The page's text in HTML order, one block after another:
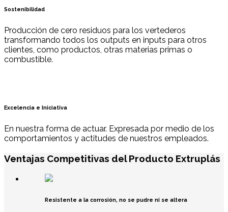
Sostenibilidad
Producción de cero residuos para los vertederos
transformando todos los outputs en inputs para otros
clientes, como productos, otras materias primas o
combustible.
Excelencia e Iniciativa
En nuestra forma de actuar. Expresada por medio de los
comportamientos y actitudes de nuestros empleados.
Ventajas Competitivas del Producto Extruplás
Resistente a la corrosión, no se pudre ni se altera